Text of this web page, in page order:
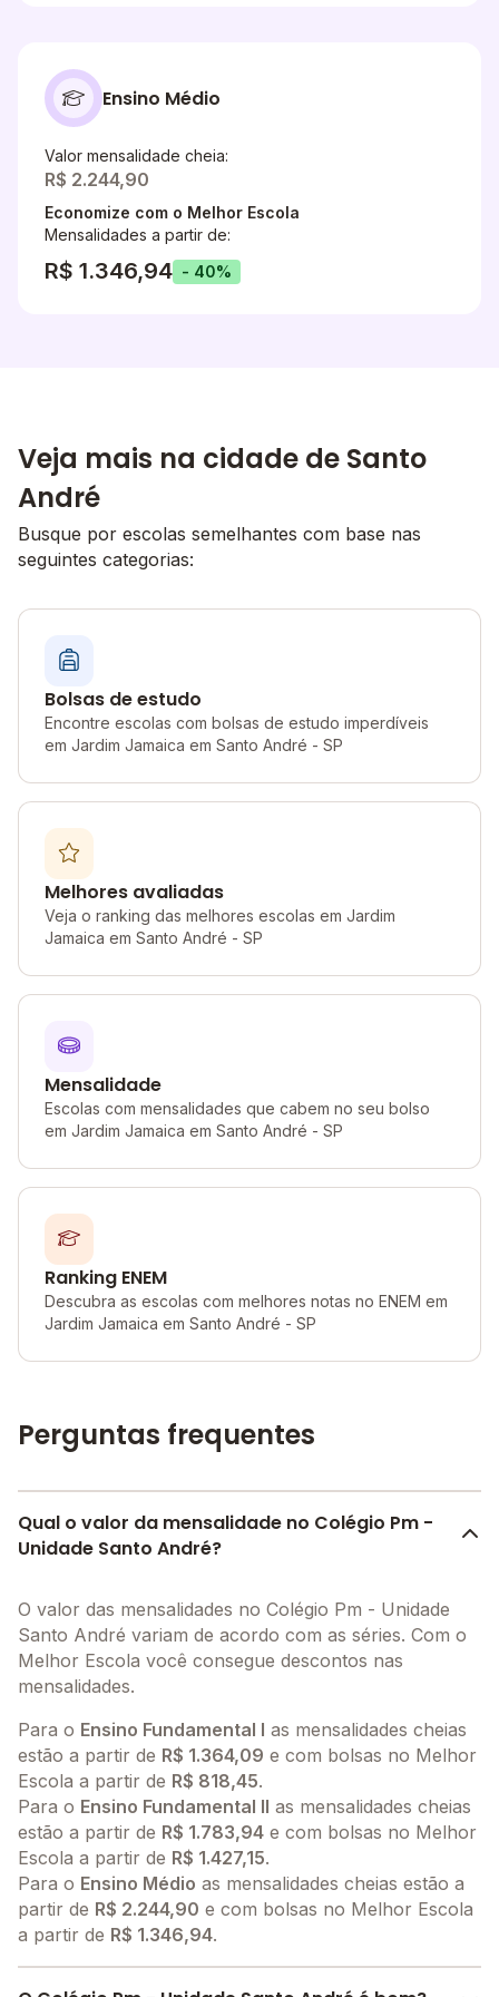
Ensino Médio
Valor mensalidade cheia:
R$ 2.244,90
Economize com o Melhor Escola
Mensalidades a partir de:
R$ 1.346,94 - 40%
Veja mais na cidade de Santo
André
Busque por escolas semelhantes com base nas
seguintes categorias:
Bolsas de estudo
Encontre escolas com bolsas de estudo imperdíveis
em Jardim Jamaica em Santo André - SP
Melhores avaliadas
Veja o ranking das melhores escolas em Jardim
Jamaica em Santo André - SP
Mensalidade
Escolas com mensalidades que cabem no seu bolso
em Jardim Jamaica em Santo André - SP
Ranking ENEM
Descubra as escolas com melhores notas no ENEM em
Jardim Jamaica em Santo André - SP
Perguntas frequentes
Qual o valor da mensalidade no Colégio Pm -
Unidade Santo André?
O valor das mensalidades no Colégio Pm - Unidade
Santo André variam de acordo com as séries. Com o
Melhor Escola você consegue descontos nas
mensalidades.
Para o Ensino Fundamental I as mensalidades cheias
estão a partir de R$ 1.364,09 e com bolsas no Melhor
Escola a partir de R$ 818,45.
Para o Ensino Fundamental II as mensalidades cheias
estão a partir de R$ 1.783,94 e com bolsas no Melhor
Escola a partir de R$ 1.427,15.
Para o Ensino Médio as mensalidades cheias estão a
partir de R$ 2.244,90 e com bolsas no Melhor Escola
a partir de R$ 1.346,94.